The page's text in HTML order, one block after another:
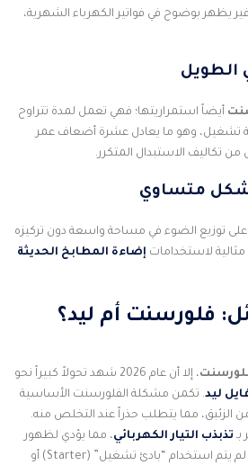
يظهر بوضوح في فواتير الكهرباء الشهرية،
أيضاً استمراريتها؛ فهي تعمل لمدة تتراوح
إلى 20,000 ساعة تشغيل، وهو ما يعادل عشرة أضعاف عمر
من تكاليف الاستبدال المتكرر.
على توزيع الضوء في مساحة واسعة دون تركيزه
لاستخدامات إضاءة المطابخ الحديثة
فلورسنت أم ليد؟
، إلا أن عام 2026 شهد تحولاً كبيراً نحو
ليد. تكمن مشكلة الفلورسنت الأساسية
الزئبق، مما يتطلب حذراً عند التخلص منه.
تذبذب التيار الكهربائي، مما يؤدي لظهور
“رعشة” مزعجة في الضوء إذا لم يتم استخدام “بادئ تشغيل” (Starter) أو